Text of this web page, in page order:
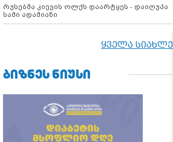
რუსებმა კიევის ოლქს დაარტყეს - დაიღუპა
სამი ადამიანი
ყველა სიახლე
ᲑᲘᲖᲜᲔᲡ ᲜᲘᲣᲡᲘ